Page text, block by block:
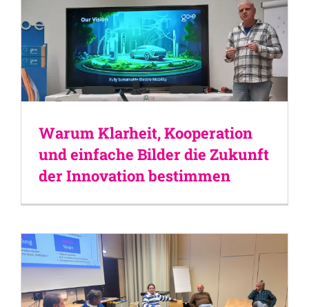
Warum Klarheit, Kooperation
und einfache Bilder die Zukunft
der Innovation bestimmen